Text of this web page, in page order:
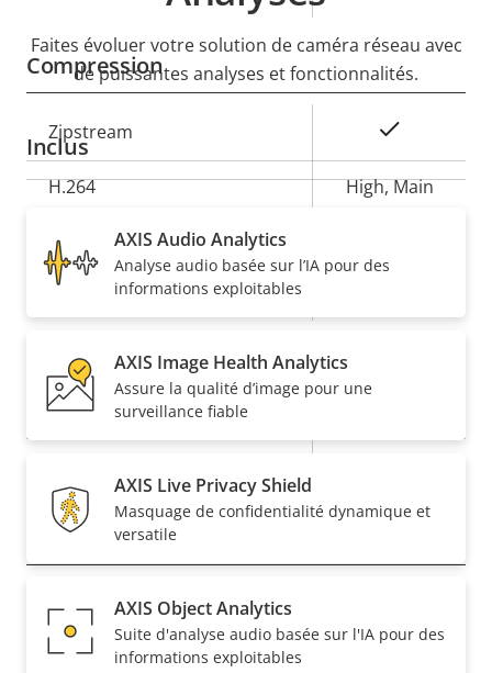
propriété
propriété
Compression
Description
de la
propriété
la
propriété
Zipstream
H.264 High, Main
H.265
Description
de la
Valeur de
la
Prise en charge audio
Réseau
Description
de la
propriété
Valeur de
la
propriété
Classe PoE
Faites évoluer votre solution de caméra réseau avec
de puissantes analyses et fonctionnalités.
Inclus
AXIS Audio Analytics
Analyse audio basée sur l’IA pour des
informations exploitables
AXIS Image Health Analytics
Assure la qualité d’image pour une
surveillance fiable
AXIS Live Privacy Shield
Masquage de confidentialité dynamique et
versatile
AXIS Object Analytics
Suite d'analyse audio basée sur l'IA pour des
informations exploitables